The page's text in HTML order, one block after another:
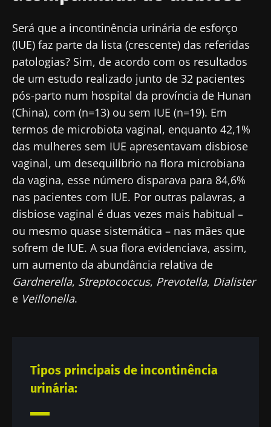
Será que a incontinência urinária de esforço
(IUE) faz parte da lista (crescente) das referidas
patologias? Sim, de acordo com os resultados
de um estudo realizado junto de 32 pacientes
pós-parto num hospital da província de Hunan
(China), com (n=13) ou sem IUE (n=19). Em
termos de microbiota vaginal, enquanto 42,1%
das mulheres sem IUE apresentavam disbiose
vaginal, um desequilíbrio na flora microbiana
da vagina, esse número disparava para 84,6%
nas pacientes com IUE. Por outras palavras, a
disbiose vaginal é duas vezes mais habitual –
ou mesmo quase sistemática – nas mães que
sofrem de IUE. A sua flora evidenciava, assim,
um aumento da abundância relativa de
Gardnerella, Streptococcus, Prevotella, Dialister
e Veillonella.
Tipos principais de incontinência
urinária: